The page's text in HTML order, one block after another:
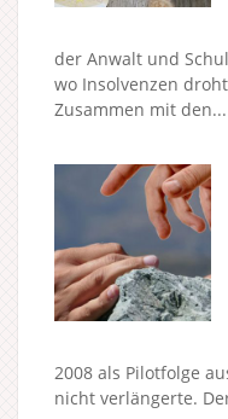
der Anwalt und
wo Insolvenzen
Zusammen mit den...
2008 als Pilotfolge
nicht verlängerte.